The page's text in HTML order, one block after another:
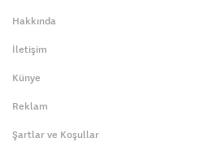
Hakkında
İletişim
Künye
Reklam
Şartlar ve Koşullar